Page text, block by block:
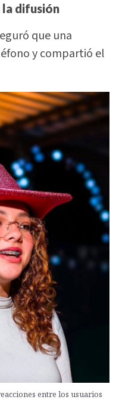
la difusión
que una
y compartió el
entre los usuarios